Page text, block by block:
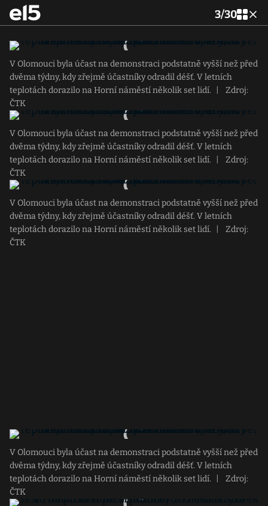
3/30
V Olomouci byla účast na demonstraci podstatně vyšší než před
dvěma týdny, kdy zřejmě účastníky odradil déšť. V letních
teplotách dorazilo na Horní náměstí několik set lidí.
Zdroj:
ČTK
V Olomouci byla účast na demonstraci podstatně vyšší než před
dvěma týdny, kdy zřejmě účastníky odradil déšť. V letních
teplotách dorazilo na Horní náměstí několik set lidí.
Zdroj:
ČTK
V Olomouci byla účast na demonstraci podstatně vyšší než před
dvěma týdny, kdy zřejmě účastníky odradil déšť. V letních
teplotách dorazilo na Horní náměstí několik set lidí.
Zdroj:
ČTK
V Olomouci byla účast na demonstraci podstatně vyšší než před
dvěma týdny, kdy zřejmě účastníky odradil déšť. V letních
teplotách dorazilo na Horní náměstí několik set lidí.
Zdroj:
ČTK